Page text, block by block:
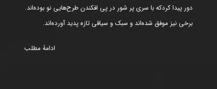
دور پیدا کردکه با سری پر شور در پی افکندن طرح‌هایی نو بوده‌اند.
برخی نیز موفق شده‌اند و سبک و سیاقی تازه پدید آورده‌اند.
ادامۀ مطلب